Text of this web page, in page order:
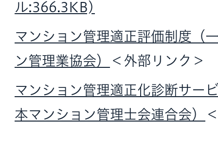
ル:366.3KB)
マンション管理適正評価制度（
ン管理業協会）
＜外部リンク＞
マンション管理適正化診断サー
本マンション管理士会連合会）